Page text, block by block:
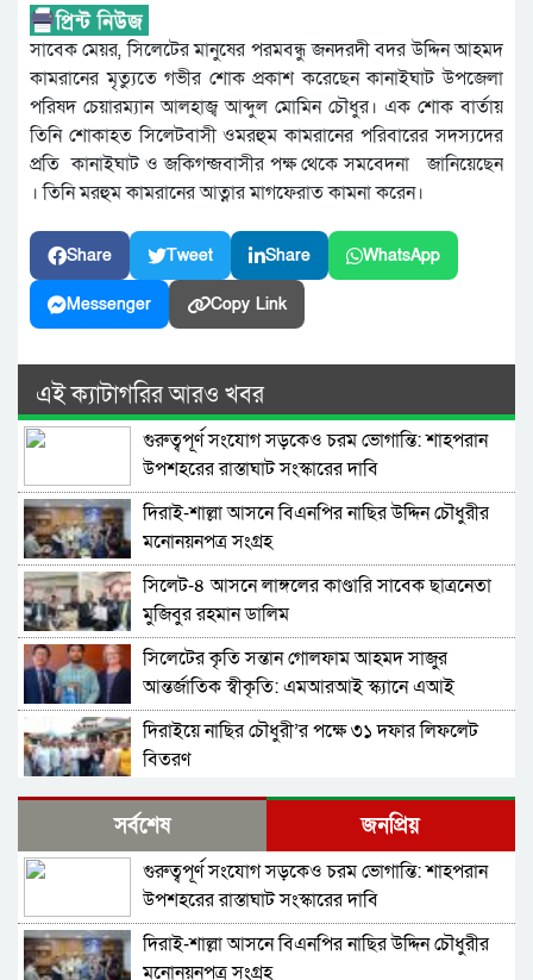
সাবেক মেয়র, সিলেটের মানুষের পরমবন্ধু জনদরদী বদর উদ্দিন আহমদ
কামরানের মৃত্যুতে গভীর শোক প্রকাশ করেছেন কানাইঘাট উপজেলা
পরিষদ চেয়ারম্যান আলহাজ্ব আব্দুল মোমিন চৌধুর। এক শোক বার্তায়
তিনি শোকাহত সিলেটবাসী ওমরহুম কামরানের পরিবারের সদস্যদের
প্রতি কানাইঘাট ও জকিগন্জবাসীর পক্ষ থেকে সমবেদনা জানিয়েছেন
। তিনি মরহুম কামরানের আত্নার মাগফেরাত কামনা করেন।
Share Tweet Share WhatsApp
Messenger Copy Link
এই ক্যাটাগরির আরও খবর
গুরুত্বপূর্ণ সংযোগ সড়কেও চরম ভোগান্তি: শাহপরান
উপশহরের রাস্তাঘাট সংস্কারের দাবি
দিরাই-শাল্লা আসনে বিএনপির নাছির উদ্দিন চৌধুরীর
মনোনয়নপত্র সংগ্রহ
সিলেট-৪ আসনে লাঙ্গলের কাণ্ডারি সাবেক ছাত্রনেতা
মুজিবুর রহমান ডালিম
সিলেটের কৃতি সন্তান গোলফাম আহমদ সাজুর
আন্তর্জাতিক স্বীকৃতি: এমআরআই স্ক্যানে এআই
প্রয়োগে পিএইচডি অর্জন
দিরাইয়ে নাছির চৌধুরী’র পক্ষে ৩১ দফার লিফলেট
বিতরণ
কোম্পানীগঞ্জে বিএনপির ‘রাষ্ট্র কাঠামো মেরামত’ ৩১
দফার লিফলেট বিতরণ ও গণসংযোগ
জকিগঞ্জে আইনের তোয়াক্কা নেই! খাসজমি দখল করে
নির্বিঘ্নে ভবন বানাচ্ছেন সোনাসার বাজার কমিটির নেতা
আলাউদ্দিন আলাই
বন্ধ থাকবে সিলেটের ৭টি এলাকায় দীর্ঘ ৯ ঘণ্টা বিদ্যুৎ
সর্বশেষ জনপ্রিয়
গুরুত্বপূর্ণ সংযোগ সড়কেও চরম ভোগান্তি: শাহপরান
উপশহরের রাস্তাঘাট সংস্কারের দাবি
দিরাই-শাল্লা আসনে বিএনপির নাছির উদ্দিন চৌধুরীর
মনোনয়নপত্র সংগ্রহ